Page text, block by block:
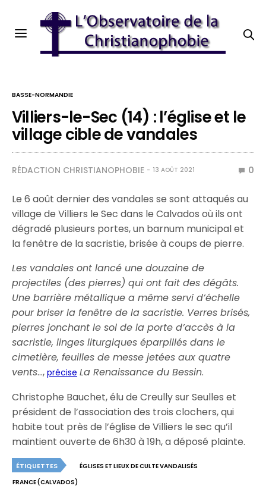
BASSE-NORMANDIE
Villiers-le-Sec (14) : l’église et le
village cible de vandales
RÉDACTION CHRISTIANOPHOBIE 13 AOÛT 2021 0
Le 6 août dernier des vandales se sont attaqués au
village de Villiers le Sec dans le Calvados où ils ont
dégradé plusieurs portes, un barnum municipal et
la fenêtre de la sacristie, brisée à coups de pierre.
Les vandales ont lancé une douzaine de
projectiles (des pierres) qui ont fait des dégâts.
Une barrière métallique a même servi d’échelle
pour briser la fenêtre de la sacristie. Verres brisés,
pierres jonchant le sol de la porte d’accès à la
sacristie, linges liturgiques éparpillés dans le
cimetière, feuilles de messe jetées aux quatre
vents…,précise La Renaissance du Bessin.
Christophe Bauchet, élu de Creully sur Seulles et
président de l’association des trois clochers, qui
habite tout près de l’église de Villiers le sec qu’il
maintient ouverte de 6h30 à 19h, a déposé plainte.
ÉTIQUETTES
ÉGLISES ET LIEUX DE CULTE VANDALISÉS
FRANCE (CALVADOS)